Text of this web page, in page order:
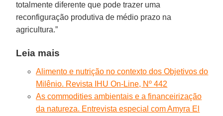
totalmente diferente que pode trazer uma
reconfiguração produtiva de médio prazo na
agricultura.”
Leia mais
Alimento e nutrição no contexto dos Objetivos do
Milênio. Revista IHU On-Line, Nº 442
As commodities ambientais e a financeirização
da natureza. Entrevista especial com Amyra El